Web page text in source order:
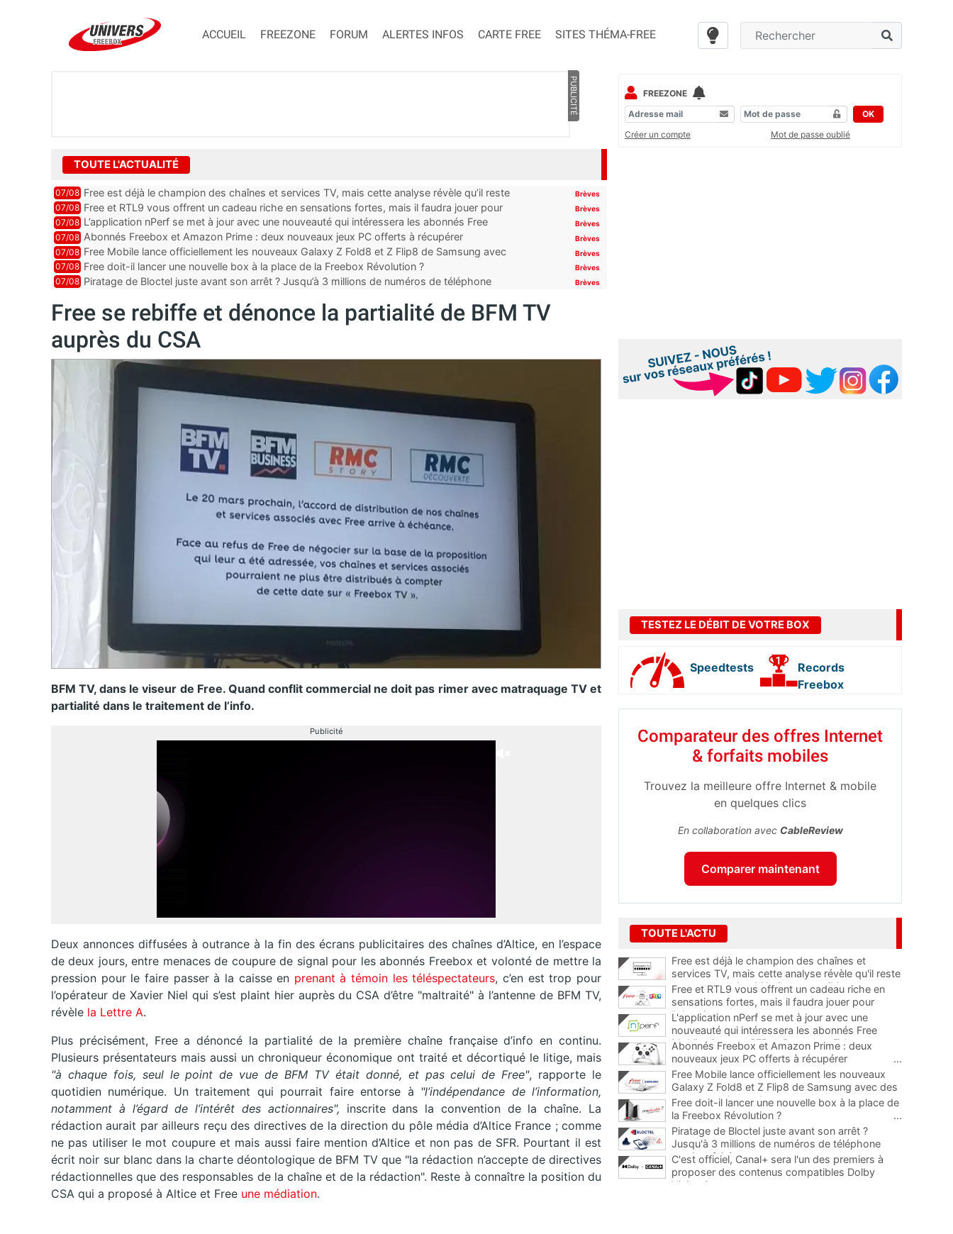
ACCUEIL FREEZONE FORUM ALERTES INFOS CARTE FREE SITES THÉMA-FREE
PUBLICITÉ
TOUTE L'ACTUALITÉ
07/08 Free est déjà le champion des chaînes et services TV, mais cette analyse révèle qu’il reste
encore au moin...
Brèves
07/08 Free et RTL9 vous offrent un cadeau riche en sensations fortes, mais il faudra jouer pour
l’obtenir
Brèves
07/08 L’application nPerf se met à jour avec une nouveauté qui intéressera les abonnés Free
Mobile, Orange, SFR ...
Brèves
07/08 Abonnés Freebox et Amazon Prime : deux nouveaux jeux PC offerts à récupérer Brèves
07/08 Free Mobile lance officiellement les nouveaux Galaxy Z Fold8 et Z Flip8 de Samsung avec
des promos et des cadeaux
Brèves
07/08 Free doit-il lancer une nouvelle box à la place de la Freebox Révolution ? Brèves
07/08 Piratage de Bloctel juste avant son arrêt ? Jusqu’à 3 millions de numéros de téléphone
Brèves
Free se rebiffe et dénonce la partialité de BFM TV
auprès du CSA
BFM TV, dans le viseur de Free. Quand conflit commercial ne doit pas rimer avec matraquage TV et
partialité dans le traitement de l’info.
Publicité
Deux annonces diffusées à outrance à la fin des écrans publicitaires des chaînes d’Altice, en l’espace
de deux jours, entre menaces de coupure de signal pour les abonnés Freebox et volonté de mettre la
pression pour le faire passer à la caisse en prenant à témoin les téléspectateurs, c’en est trop pour
l’opérateur de Xavier Niel qui s’est plaint hier auprès du CSA d’être "maltraité" à l’antenne de BFM TV,
révèle la Lettre A.
Plus précisément, Free a dénoncé la partialité de la première chaîne française d’info en continu.
Plusieurs présentateurs mais aussi un chroniqueur économique ont traité et décortiqué le litige, mais
"à chaque fois, seul le point de vue de BFM TV était donné, et pas celui de Free", rapporte le
quotidien numérique. Un traitement qui pourrait faire entorse à "l’indépendance de l’information,
notamment à l’égard de l’intérêt des actionnaires", inscrite dans la convention de la chaîne. La
rédaction aurait par ailleurs reçu des directives de la direction du pôle média d’Altice France ; comme
ne pas utiliser le mot coupure et mais aussi faire mention d’Altice et non pas de SFR. Pourtant il est
écrit noir sur blanc dans la charte déontologique de BFM TV que "la rédaction n’accepte de directives
rédactionnelles que des responsables de la chaîne et de la rédaction". Reste à connaître la position du
CSA qui a proposé à Altice et Free une médiation.
FREEZONE
OK
Créer un compte
Mot de passe oublié
TESTEZ LE DÉBIT DE VOTRE BOX
Speedtests
Records
Freebox
Comparateur des offres Internet
& forfaits mobiles
Trouvez la meilleure offre Internet & mobile
en quelques clics
En collaboration avec CableReview
Comparer maintenant
TOUTE L'ACTU
Free est déjà le champion des chaînes et
services TV, mais cette analyse révèle qu'il reste
encore au moins 141 ajouts possibles
Free et RTL9 vous offrent un cadeau riche en
sensations fortes, mais il faudra jouer pour
l'obtenir
L'application nPerf se met à jour avec une
nouveauté qui intéressera les abonnés Free
Mobile, Orange, SFR et Bouygues Telecom
Abonnés Freebox et Amazon Prime : deux
nouveaux jeux PC offerts à récupérer
...
Free Mobile lance officiellement les nouveaux
Galaxy Z Fold8 et Z Flip8 de Samsung avec des
promos et des cadeaux
...
Free doit-il lancer une nouvelle box à la place de
la Freebox Révolution ?
...
Piratage de Bloctel juste avant son arrêt ?
Jusqu'à 3 millions de numéros de téléphone
auraient fuité
C'est officiel, Canal+ sera l'un des premiers à
proposer des contenus compatibles Dolby
Vision 2